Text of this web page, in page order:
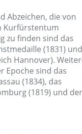
Abzeichen, die von
Kurfürstentum
zu finden sind das
(1831) und
Hannover).
Epoche sind das
(1834), das
(1819) und